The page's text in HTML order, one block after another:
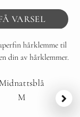
VARSEL
Midnattsblå
M